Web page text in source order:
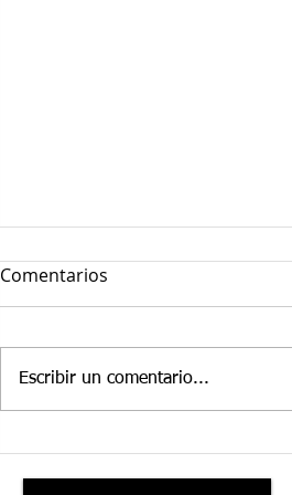
INFORME DE
SINIESTRALIDAD MINERA
Comentarios
Escribir un comentario...